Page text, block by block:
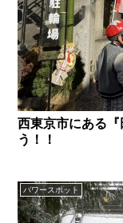
西東京市にある
う！！
パワースポット